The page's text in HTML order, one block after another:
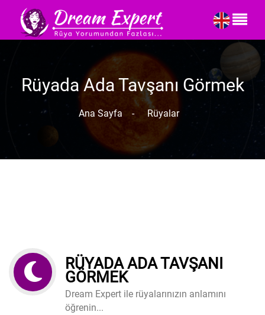
Rüyada Ada Tavşanı Görmek
Ana Sayfa - Rüyalar
RÜYADA ADA TAVŞANI
GÖRMEK
Dream Expert ile rüyalarınızın anlamını
öğrenin...